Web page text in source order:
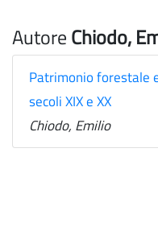
AutoreChiodo,
Patrimonio forestale
secoli XIX e XX
Chiodo, Emilio